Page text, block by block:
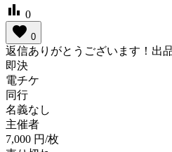
bar_chart 0
favorite 0
返信ありがとうございます！出
即決
電チケ
同行
名義なし
主催者
7,000 円/枚